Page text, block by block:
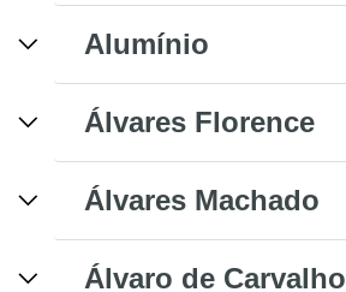
Alumínio
Álvares Florence
Álvares Machado
Álvaro de Carvalho